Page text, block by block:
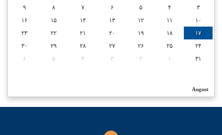
۳
۴ ۵ ۶ ۷ ۸
۹
۱۰
۱۱ ۱۲ ۱۳ ۱۴ ۱۵
۱۶
۱۷
۱۸ ۱۹ ۲۰ ۲۱ ۲۲
۲۳
۲۴
۲۵ ۲۶ ۲۷ ۲۸ ۲۹
۳۰
۳۱
۱ ۲ ۳ ۴ ۵ ۶
August